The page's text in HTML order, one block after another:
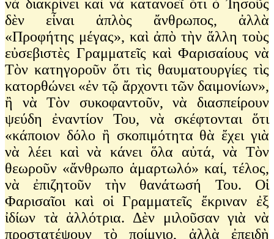
νὰ διακρίνει καὶ νὰ κατανοεῖ ὅτι ὁ Ἰησοῦς
δὲν εἶναι ἁπλὸς ἄνθρωπος, ἀλλὰ
«Προφήτης μέγας», καὶ ἀπὸ τὴν ἄλλη τοὺς
εὐσεβιστὲς Γραμματεῖς καὶ Φαρισαίους νὰ
Τὸν κατηγοροῦν ὅτι τὶς θαυματουργίες τὶς
κατορθώνει «ἐν τῷ ἄρχοντι τῶν δαιμονίων»,
ἢ νὰ Τὸν συκοφαντοῦν, νὰ διασπείρουν
ψεύδη ἐναντίον Του, νὰ σκέφτονται ὅτι
«κάποιον δόλο ἢ σκοπιμότητα θὰ ἔχει γιὰ
νὰ λέει καὶ νὰ κάνει ὅλα αὐτά, νὰ Τὸν
θεωροῦν «ἄνθρωπο ἁμαρτωλό» καί, τέλος,
νὰ ἐπιζητοῦν τὴν θανάτωσή Του. Οἱ
Φαρισαῖοι καὶ οἱ Γραμματεῖς ἔκριναν ἐξ
ἰδίων τὰ ἀλλότρια. Δὲν μιλοῦσαν γιὰ νὰ
προστατέψουν τὸ ποίμνιο, ἀλλὰ ἐπειδὴ